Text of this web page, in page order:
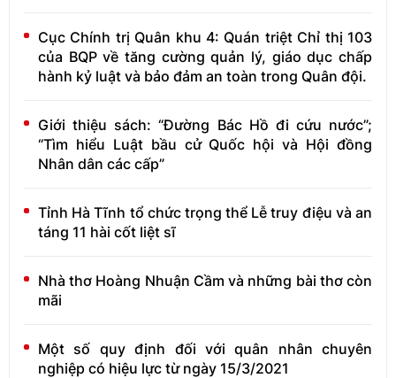
Cục Chính trị Quân khu 4: Quán triệt Chỉ thị 103
của BQP về tăng cường quản lý, giáo dục chấp
hành kỷ luật và bảo đảm an toàn trong Quân đội.
Giới thiệu sách: “Đường Bác Hồ đi cứu nước”;
“Tìm hiểu Luật bầu cử Quốc hội và Hội đồng
Nhân dân các cấp”
Tỉnh Hà Tĩnh tổ chức trọng thể Lễ truy điệu và an
táng 11 hài cốt liệt sĩ
Nhà thơ Hoàng Nhuận Cầm và những bài thơ còn
mãi
Một số quy định đối với quân nhân chuyên
nghiệp có hiệu lực từ ngày 15/3/2021